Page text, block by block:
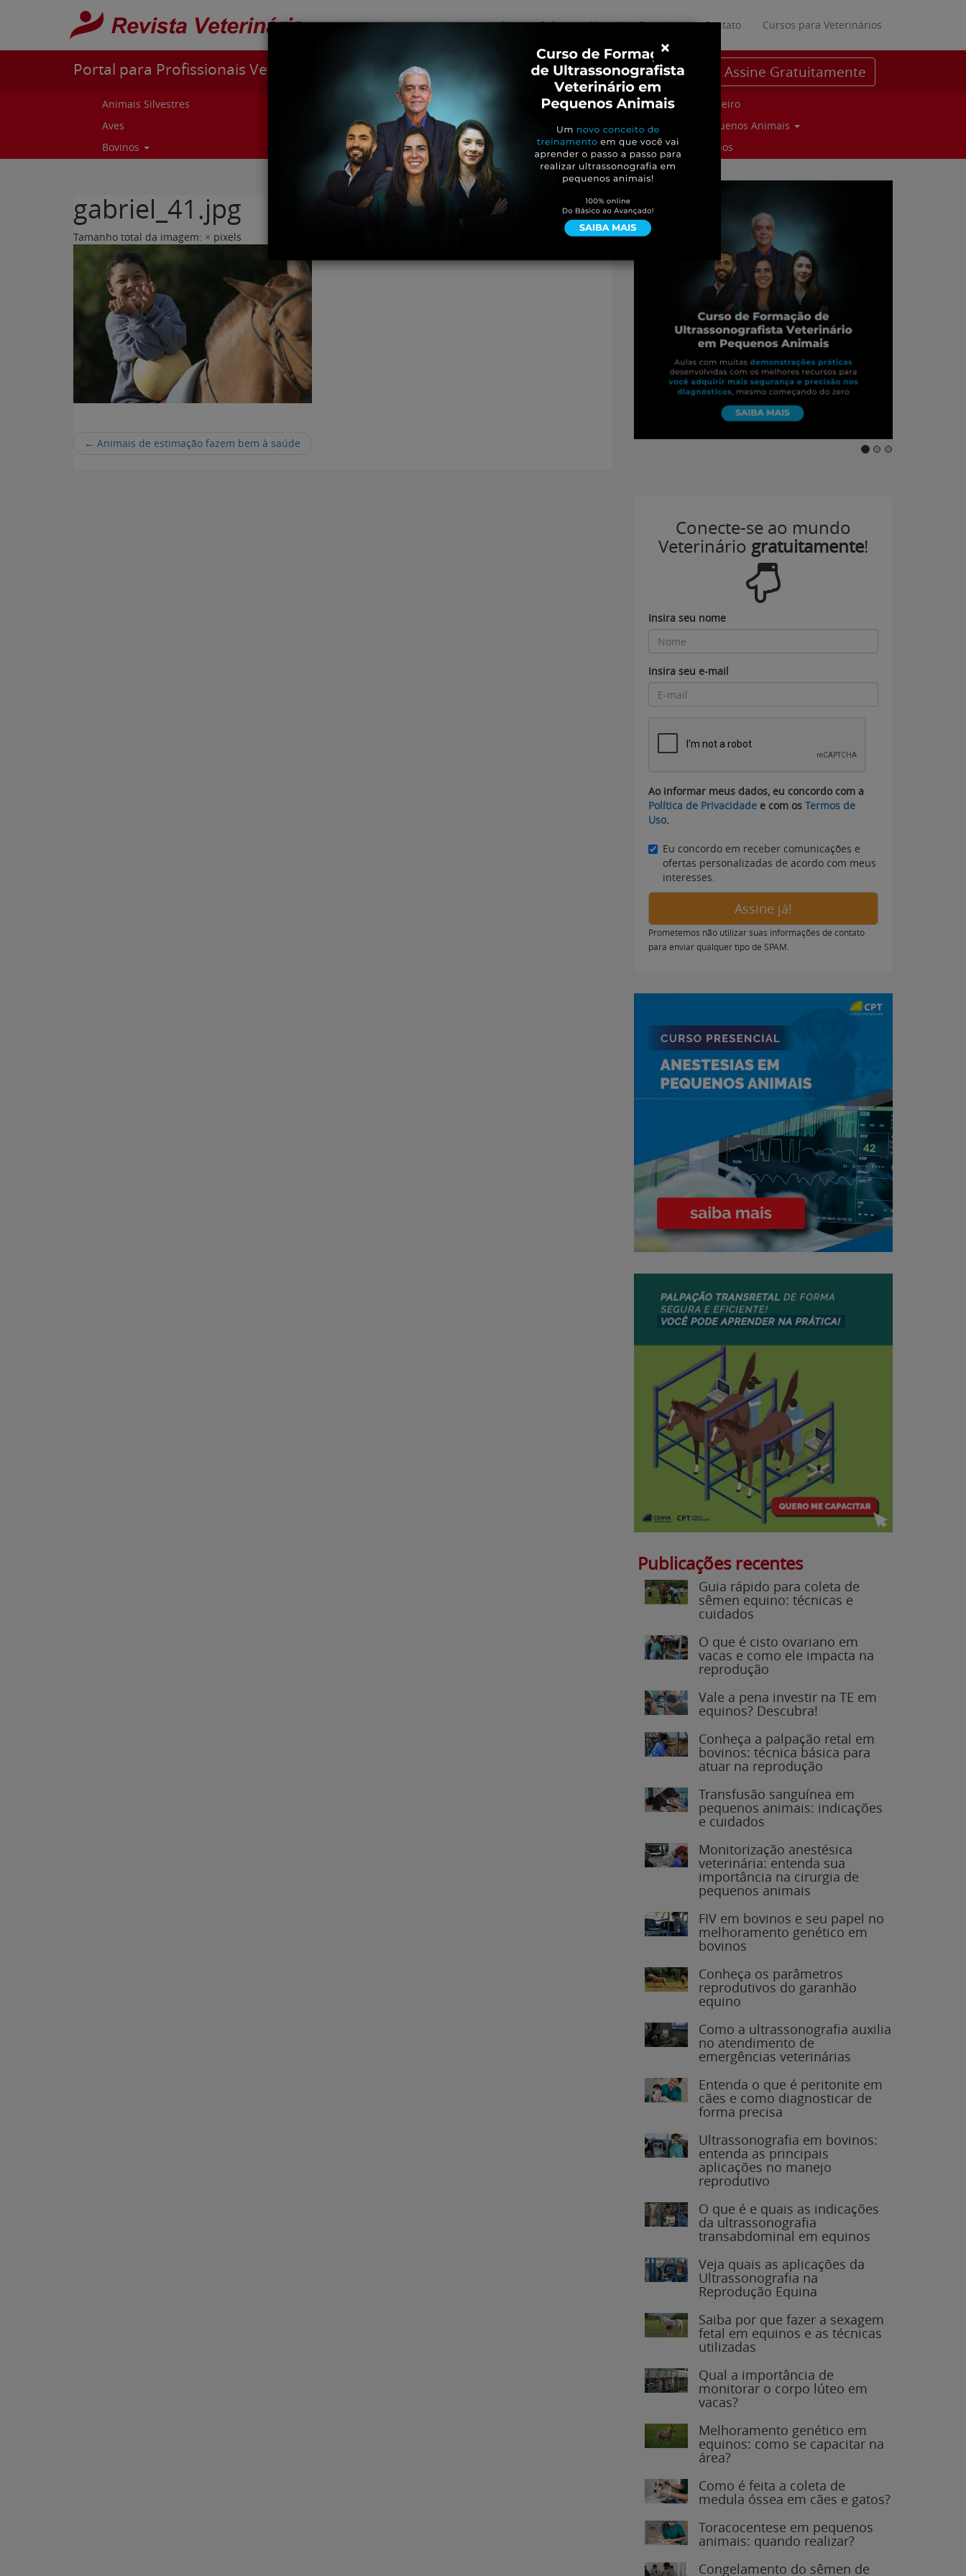
Pular para o conteúdo
Início Sobre Materiais Gratuitos Contato Cursos para Veterinários
Portal para Profissionais Veterinários Assine Gratuitamente
Animais Silvestres
Aves
Bovinos
Curiosidades
Cursos e Eventos
Entrevistas
Genética e Tecnologia
Parceiro
Pequenos Animais
Suinos
gabriel_41.jpg
Tamanho total da imagem: × pixels
← Animais de estimação fazem bem à saúde
Conecte-se ao mundo
Veterinário gratuitamente!
Insira seu nome
Insira seu e-mail
Ao informar meus dados, eu concordo com a
Política de Privacidade e com os Termos de
Uso.
Eu concordo em receber comunicações e
ofertas personalizadas de acordo com meus
interesses.
Assine já!
Prometemos não utilizar suas informações de contato
para enviar qualquer tipo de SPAM.
Publicações recentes
Guia rápido para coleta de
sêmen equino: técnicas e
cuidados
O que é cisto ovariano em
vacas e como ele impacta na
reprodução
Vale a pena investir na TE em
equinos? Descubra!
Conheça a palpação retal em
bovinos: técnica básica para
atuar na reprodução
Transfusão sanguínea em
pequenos animais: indicações
e cuidados
Monitorização anestésica
veterinária: entenda sua
importância na cirurgia de
pequenos animais
FIV em bovinos e seu papel no
melhoramento genético em
bovinos
Conheça os parâmetros
reprodutivos do garanhão
equino
Como a ultrassonografia auxilia
no atendimento de
emergências veterinárias
Entenda o que é peritonite em
cães e como diagnosticar de
forma precisa
Ultrassonografia em bovinos:
entenda as principais
aplicações no manejo
reprodutivo
O que é e quais as indicações
da ultrassonografia
transabdominal em equinos
Veja quais as aplicações da
Ultrassonografia na
Reprodução Equina
Saiba por que fazer a sexagem
fetal em equinos e as técnicas
utilizadas
Qual a importância de
monitorar o corpo lúteo em
vacas?
Melhoramento genético em
equinos: como se capacitar na
área?
Como é feita a coleta de
medula óssea em cães e gatos?
Toracocentese em pequenos
animais: quando realizar?
Congelamento do sêmen de
×